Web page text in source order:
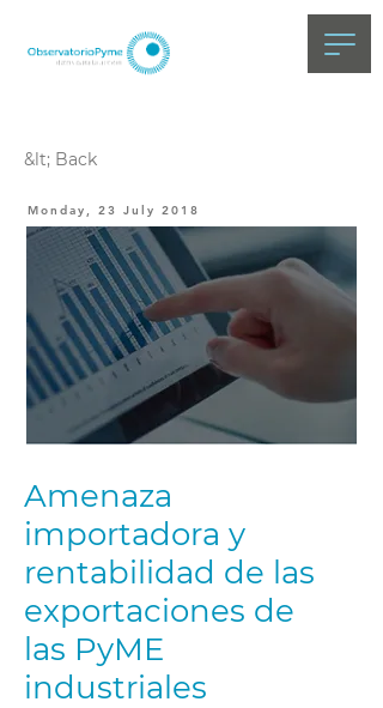
&lt; Back
Monday, 23 July 2018
Amenaza
importadora y
rentabilidad de las
exportaciones de
las PyME
industriales